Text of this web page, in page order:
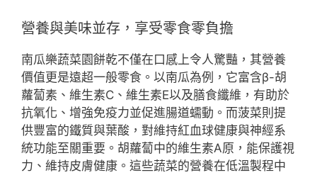
營養與美味並存，享受零食零負擔
南瓜樂蔬菜園餅乾不僅在口感上令人驚豔，其營養
價值更是遠超一般零食。以南瓜為例，它富含β-胡
蘿蔔素、維生素C、維生素E以及膳食纖維，有助於
抗氧化、增強免疫力並促進腸道蠕動。而菠菜則提
供豐富的鐵質與葉酸，對維持紅血球健康與神經系
統功能至關重要。胡蘿蔔中的維生素A原，能保護視
力、維持皮膚健康。這些蔬菜的營養在低溫製程中